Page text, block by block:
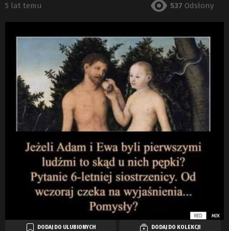
5 lat temu 537 Odsłony
DODAJ DO ULUBIONYCH DODAJ DO KOLEKCJI